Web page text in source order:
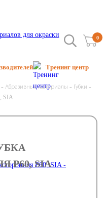
0
Тренинг центр
Абразивные материалы Губки
SIA
P60, SIA